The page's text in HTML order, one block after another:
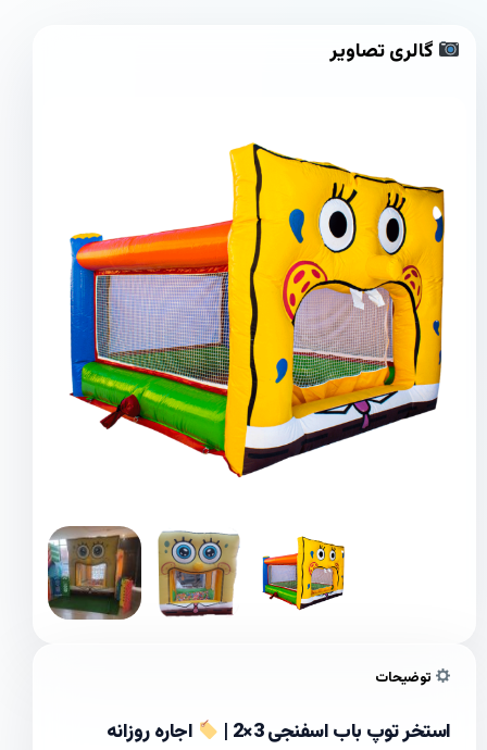
گالری تصاویر
توضیحات
استخر توپ باب اسفنجی 3×2 | اجاره روزانه